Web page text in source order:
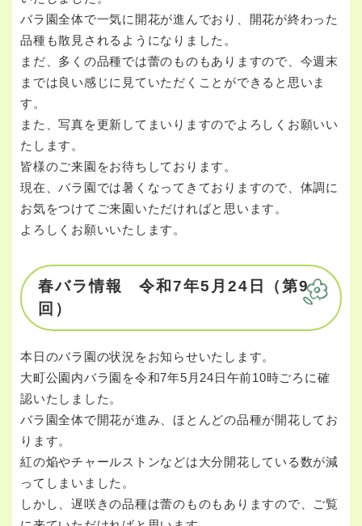
バラ園全体で一気に開花が進んでおり、開花が終わった
品種も散見されるようになりました。
まだ、多くの品種では蕾のものもありますので、今週末
までは良い感じに見ていただくことができると思いま
す。
また、写真を更新してまいりますのでよろしくお願いい
たします。
皆様のご来園をお待ちしております。
現在、バラ園では暑くなってきておりますので、体調に
お気をつけてご来園いただければと思います。
よろしくお願いいたします。
春バラ情報 令和7年5月24日（第9
回）
本日のバラ園の状況をお知らせいたします。
大町公園内バラ園を令和7年5月24日午前10時ごろに確
認いたしました。
バラ園全体で開花が進み、ほとんどの品種が開花してお
ります。
紅の焔やチャールストンなどは大分開花している数が減
ってしまいました。
しかし、遅咲きの品種は蕾のものもありますので、ご覧